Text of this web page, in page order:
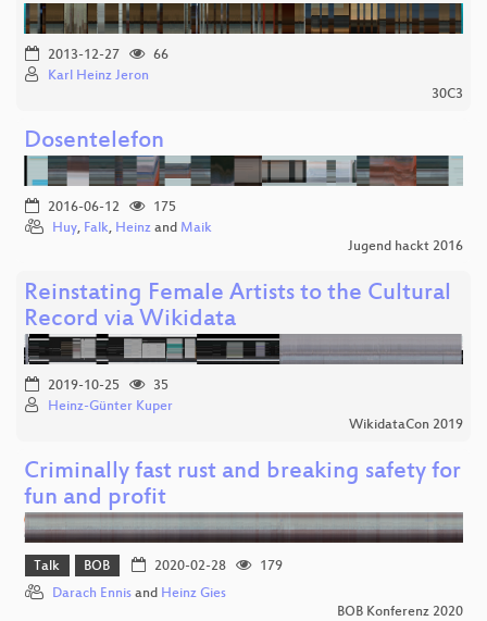
2013-12-27
66
Karl Heinz Jeron
30C3
Dosentelefon
2016-06-12
175
Huy, Falk, Heinz and Maik
Jugend hackt 2016
Reinstating Female Artists to the Cultural
Record via Wikidata
2019-10-25
35
Heinz-Günter Kuper
WikidataCon 2019
Criminally fast rust and breaking safety for
fun and profit
Talk BOB 2020-02-28
179
Darach Ennis and Heinz Gies
BOB Konferenz 2020